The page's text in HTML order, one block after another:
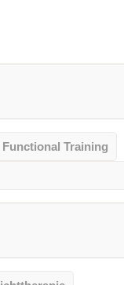
Functional Training